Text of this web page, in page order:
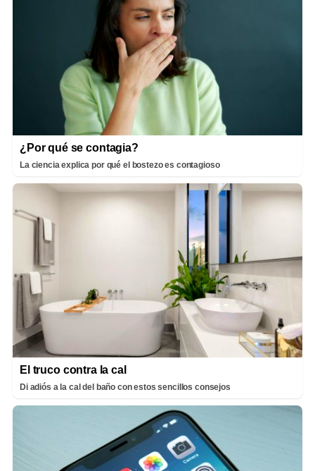
¿Por qué se contagia?
La ciencia explica por qué el bostezo es contagioso
El truco contra la cal
Di adiós a la cal del baño con estos sencillos consejos